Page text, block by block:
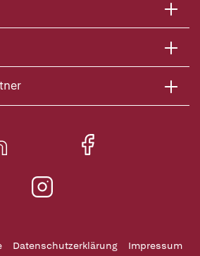
Datenschutzerklärung
Impressum